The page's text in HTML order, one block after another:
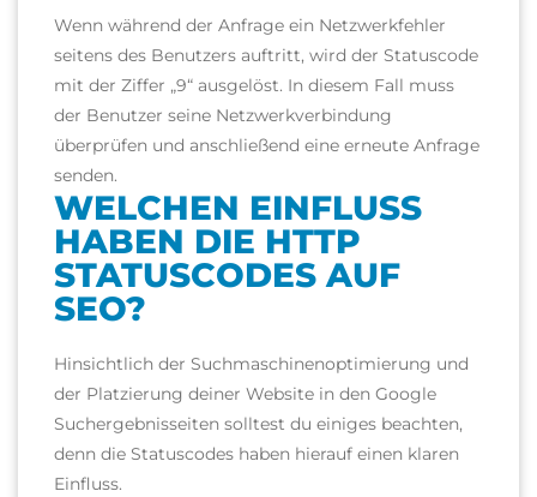
Wenn während der Anfrage ein Netzwerkfehler
seitens des Benutzers auftritt, wird der Statuscode
mit der Ziffer „9“ ausgelöst. In diesem Fall muss
der Benutzer seine Netzwerkverbindung
überprüfen und anschließend eine erneute Anfrage
senden.
WELCHEN EINFLUSS
HABEN DIE HTTP
STATUSCODES AUF
SEO?
Hinsichtlich der Suchmaschinenoptimierung und
der Platzierung deiner Website in den Google
Suchergebnisseiten solltest du einiges beachten,
denn die Statuscodes haben hierauf einen klaren
Einfluss.